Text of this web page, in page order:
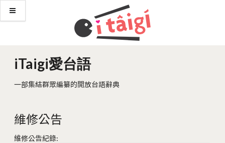
iTaigi愛台語
一部集結群眾編纂的開放台語辭典
維修公告
維修公告紀錄: